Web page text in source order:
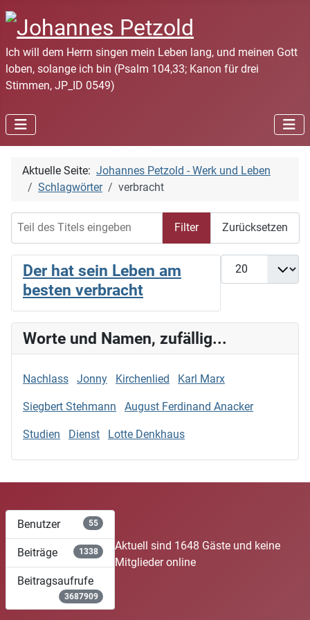
Ich will dem Herrn singen mein Leben lang, und meinen Gott
loben, solange ich bin (Psalm 104,33; Kanon für drei
Stimmen, JP_ID 0549)
Aktuelle Seite: Johannes Petzold - Werk und Leben
Schlagwörter
verbracht
Filter Zurücksetzen
Anzeige #
Der hat sein Leben am
besten verbracht
Worte und Namen, zufällig...
Nachlass Jonny Kirchenlied Karl Marx
Siegbert Stehmann August Ferdinand Anacker
Studien Dienst Lotte Denkhaus
Benutzer 55
Beiträge 1338
Beitragsaufrufe
3687909
Aktuell sind 1648 Gäste und keine
Mitglieder online